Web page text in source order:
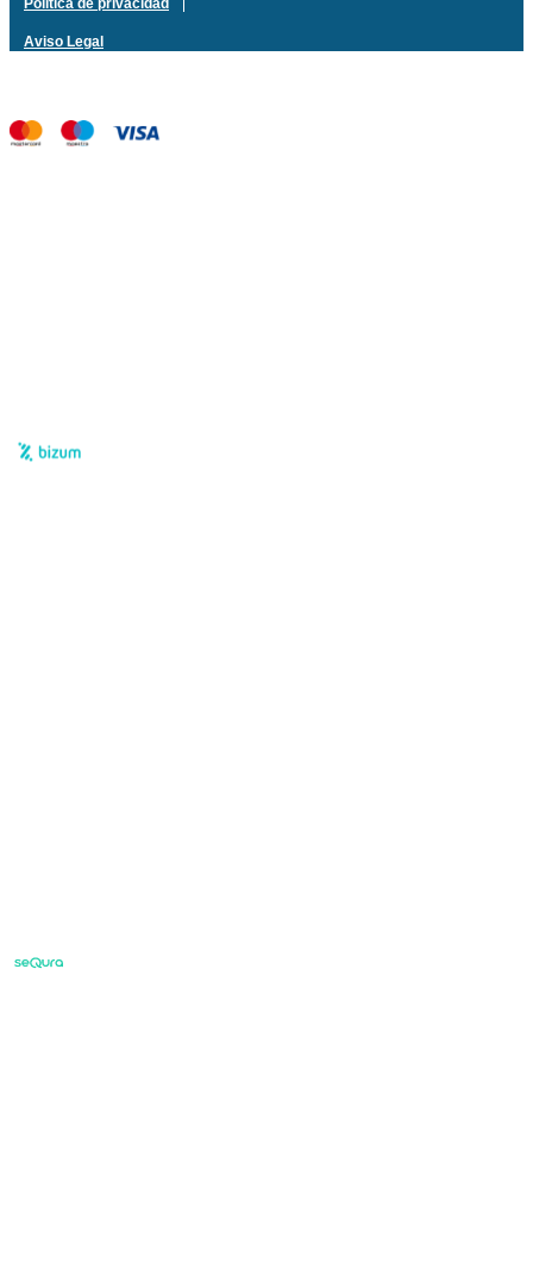
Política de privacidad
Aviso Legal